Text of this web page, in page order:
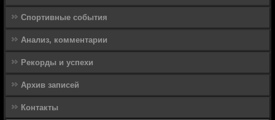
Спортивные события
Анализ, комментарии
Рекорды и успехи
Архив записей
Контакты